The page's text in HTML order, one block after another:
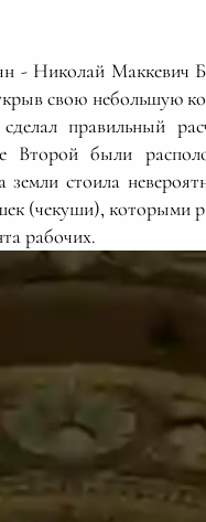
- Николай Маккевич
свою небольшую
правильный
Второй были
стоила
(чекуши), которыми
рабочих.